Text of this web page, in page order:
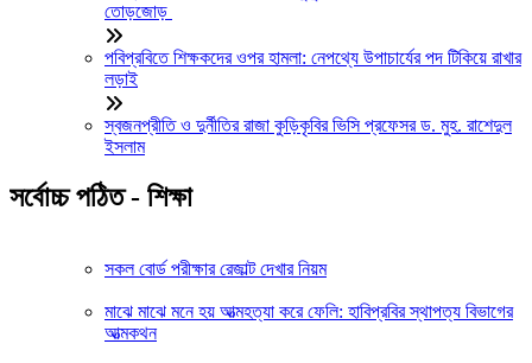
তোড়জোড়
পবিপ্রবিতে শিক্ষকদের ওপর হামলা: নেপথ্যে উপাচার্যের পদ টিকিয়ে রাখার
লড়াই
স্বজনপ্রীতি ও দুর্নীতির রাজা কুড়িকৃবির ভিসি প্রফেসর ড. মুহ. রাশেদুল
ইসলাম
সর্বোচ্চ পঠিত - শিক্ষা
সকল বোর্ড পরীক্ষার রেজাল্ট দেখার নিয়ম
মাঝে মাঝে মনে হয় আত্মহত্যা করে ফেলি: হাবিপ্রবির স্থাপত্য বিভাগের
আত্মকথন